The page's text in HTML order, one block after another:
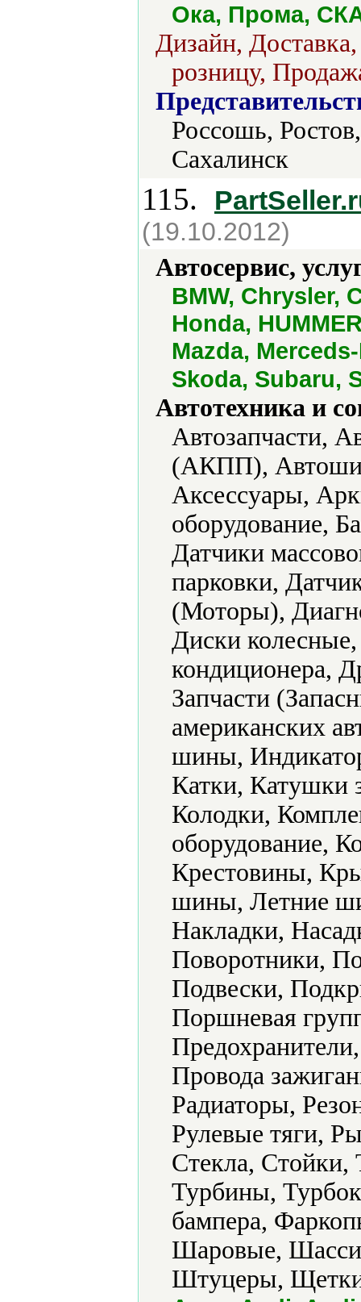
Ока, Прома,
Дизайн,
розницу,
Россошь,
Сахалинск
115.
(19.10.2012)
Автосервис,
BMW, Chrysler,
Honda,
Mazda,
Skoda, Subaru,
Автотехника и
Автозапчасти,
(АКПП),
Аксессуары,
оборудование,
Датчики
парковки,
(Моторы),
Диски
кондиционера,
Запчасти
американских
шины,
Катки, Катушки
Колодки,
оборудование,
Крестовины,
шины, Летние
Накладки,
Поворотники,
Подвески,
Поршневая
Провода
Радиаторы,
Рулевые тяги,
Стекла,
Турбины,
бампера,
Шаровые,
Штуцеры,